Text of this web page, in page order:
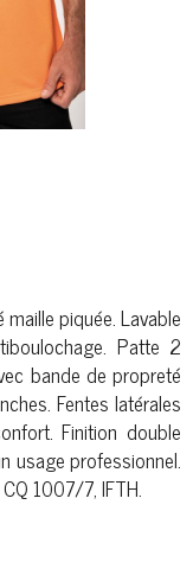
maillepiquée. Lavable
Patte 2
bande de propreté
Fentes latérales
Finition double
usage professionnel.
1007/7, IFTH.